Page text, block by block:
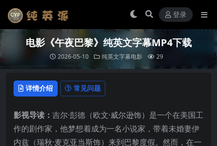
登录
电影《午夜巴黎》纯英文字幕MP4下载
2026-05-10 纯英文字幕电影 29
详情介绍 常见问题
影视导读： 吉尔·彭德（欧文·威尔逊饰）是一个在美国工
作的剧作家，他梦想着成为一名小说家，带着未婚妻伊
内兹（瑞秋·麦克亚当斯饰）来到巴黎度假。然而，在一